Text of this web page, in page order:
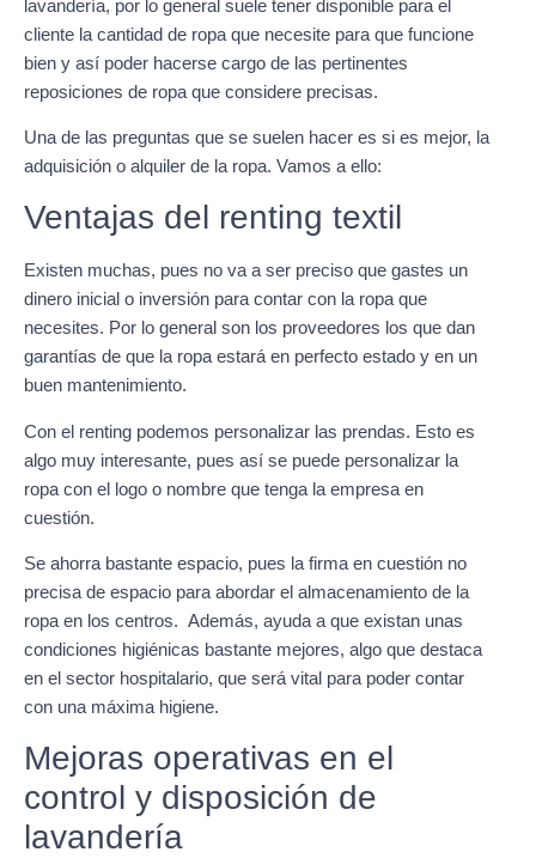
lavandería, por lo general suele tener disponible para el
cliente la cantidad de ropa que necesite para que funcione
bien y así poder hacerse cargo de las pertinentes
reposiciones de ropa que considere precisas.
Una de las preguntas que se suelen hacer es si es mejor, la
adquisición o alquiler de la ropa. Vamos a ello:
Ventajas del renting textil
Existen muchas, pues no va a ser preciso que gastes un
dinero inicial o inversión para contar con la ropa que
necesites. Por lo general son los proveedores los que dan
garantías de que la ropa estará en perfecto estado y en un
buen mantenimiento.
Con el renting podemos personalizar las prendas. Esto es
algo muy interesante, pues así se puede personalizar la
ropa con el logo o nombre que tenga la empresa en
cuestión.
Se ahorra bastante espacio, pues la firma en cuestión no
precisa de espacio para abordar el almacenamiento de la
ropa en los centros. Además, ayuda a que existan unas
condiciones higiénicas bastante mejores, algo que destaca
en el sector hospitalario, que será vital para poder contar
con una máxima higiene.
Mejoras operativas en el
control y disposición de
lavandería